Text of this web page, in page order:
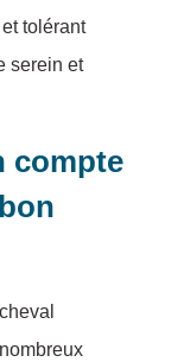
tolérant
serein et
compte